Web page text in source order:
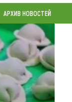
АРХИВ НОВОСТЕЙ